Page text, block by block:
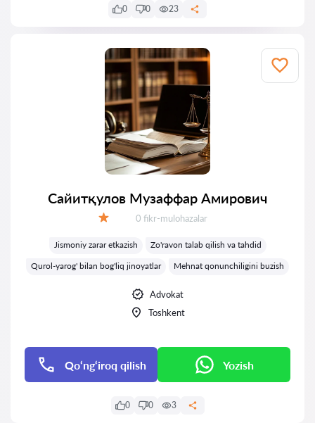
0 0 23
Сайитқулов Музаффар Амирович
Fikrlar:
0 fikr-mulohazalar
Jismoniy zarar etkazish
Zo'ravon talab qilish va tahdid
Qurol-yarog' bilan bog'liq jinoyatlar
Mehnat qonunchiligini buzish
Advokat
Toshkent
Qo‘ng‘iroq qilish Yozish
0 0 3